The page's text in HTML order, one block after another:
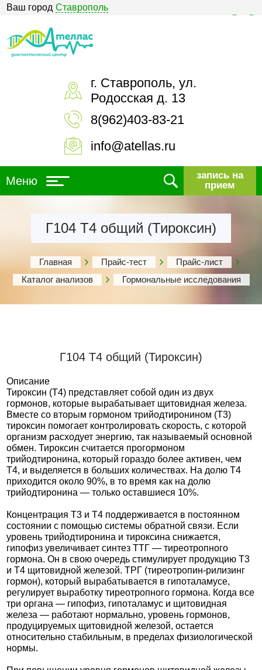
Ваш город Ставрополь
г. Ставрополь, ул.
Родосская д. 13
8(962)403-83-21
info@atellas.ru
Меню
запись на
прием
Г104 Т4 общий (Тироксин)
Главная Прайс-тест
Прайс-лист
Каталог анализов
Гормональные исследования
Г104 Т4 общий (Тироксин)
Описание
Тироксин (Т4) представляет собой один из двух
гормонов, которые вырабатывает щитовидная железа.
Вместе со вторым гормоном трийодтиронином (Т3)
тироксин помогает контролировать скорость, с которой
организм расходует энергию, так называемый основной
обмен. Тироксин считается прогормоном
трийодтиронина, который гораздо более активен, чем
Т4, и выделяется в больших количествах. На долю Т4
приходится около 90%, в то время как на долю
трийодтиронина — только оставшиеся 10%.
Концентрация Т3 и Т4 поддерживается в постоянном
состоянии с помощью системы обратной связи. Если
уровень трийодтиронина и тироксина снижается,
гипофиз увеличивает синтез ТТГ — тиреотропного
гормона. Он в свою очередь стимулирует продукцию Т3
и Т4 щитовидной железой. ТРГ (тиреотропин-рилизинг
гормон), который вырабатывается в гипоталамусе,
регулирует выработку тиреотропного гормона. Когда все
три органа — гипофиз, гипоталамус и щитовидная
железа — работают нормально, уровень гормонов,
продуцируемых щитовидной железой, остается
относительно стабильным, в пределах физиологической
нормы.